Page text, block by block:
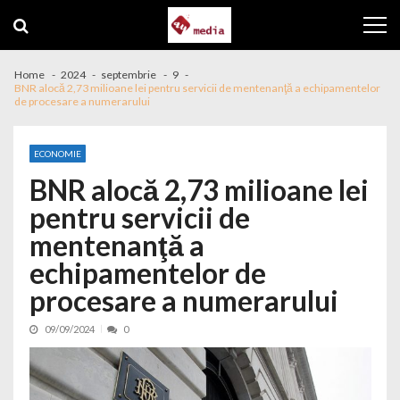
Home 2024 septembrie
9
BNR alocă 2,73 milioane lei pentru servicii de mentenanţă a echipamentelor
de procesare a numerarului
ECONOMIE
BNR alocă 2,73 milioane lei
pentru servicii de
mentenanţă a
echipamentelor de
procesare a numerarului
09/09/2024 0